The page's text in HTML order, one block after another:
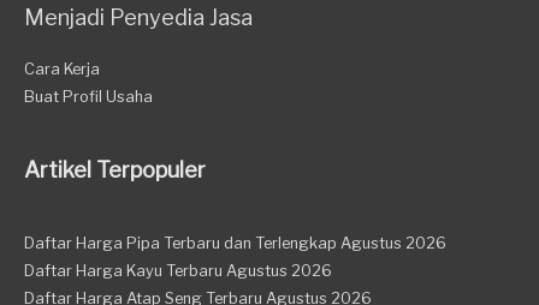
Menjadi Penyedia Jasa
Cara Kerja
Buat Profil Usaha
Artikel Terpopuler
Daftar Harga Pipa Terbaru dan Terlengkap Agustus 2026
Daftar Harga Kayu Terbaru Agustus 2026
Daftar Harga Atap Seng Terbaru Agustus 2026